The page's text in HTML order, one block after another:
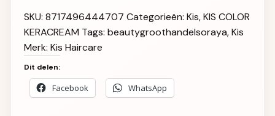
SKU: 8717496444707 Categorieën: Kis,KIS COLOR
KERACREAM Tags: beautygroothandelsoraya,Kis
Merk: Kis Haircare
Dit delen:
Facebook WhatsApp